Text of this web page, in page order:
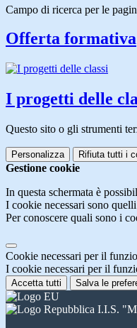
Campo di ricerca per le
Offerta formativa
I progetti delle
Questo sito o gli strumenti
Personalizza Rifiuta tutti i
Gestione cookie
In questa schermata è
I cookie necessari sono
Per conoscere quali sono i
Cookie necessari per il
I cookie necessari per il
Accetta tutti Salva le
I.I.S.